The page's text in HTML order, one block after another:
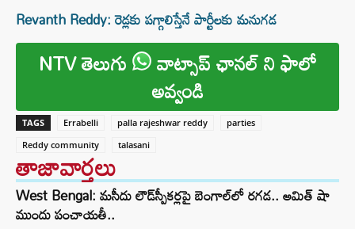
Revanth Reddy: రెడ్లకు పగ్గాలిస్తేనే పార్టీలకు మనుగడ
NTV తెలుగు వాట్సాప్ ఛానల్ ని ఫాలో
అవ్వండి
TAGS Errabelli palla rajeshwar reddy
parties
Reddy community
talasani
తాజావార్తలు
West Bengal: మసీదు లౌడ్‌స్పీకర్లపై బెంగాల్‌లో రగడ.. అమిత్ షా
ముందు పంచాయతీ..